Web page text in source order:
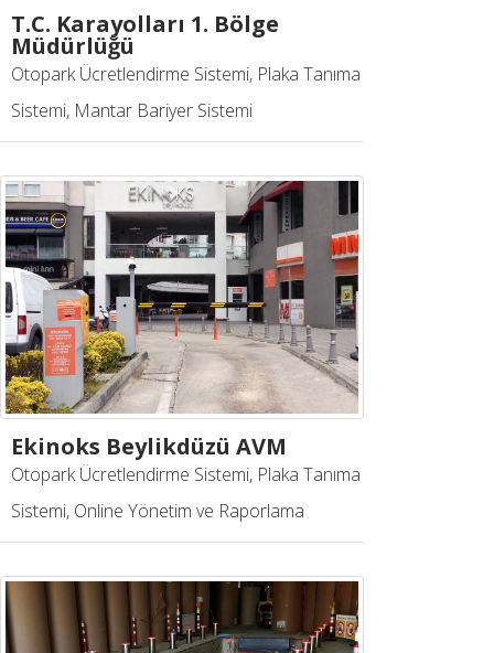
T.C. Karayolları 1. Bölge
Müdürlüğü
Otopark Ücretlendirme Sistemi, Plaka Tanıma
Sistemi, Mantar Bariyer Sistemi
Ekinoks Beylikdüzü AVM
Otopark Ücretlendirme Sistemi, Plaka Tanıma
Sistemi, Online Yönetim ve Raporlama